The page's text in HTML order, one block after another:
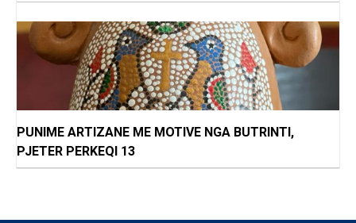
PUNIME ARTIZANE ME MOTIVE NGA BUTRINTI,
PJETER PERKEQI 13